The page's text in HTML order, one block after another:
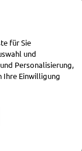
für Sie
und
Personalisierung,
Ihre Einwilligung